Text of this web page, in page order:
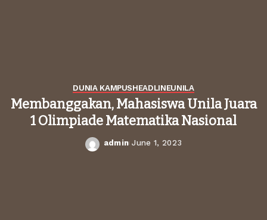
DUNIA KAMPUSHEADLINEUNILA
Membanggakan, Mahasiswa Unila Juara
1 Olimpiade Matematika Nasional
Posted
admin June 1, 2023